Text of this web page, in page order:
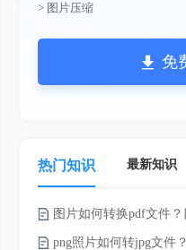
> 图片压缩
免
热门知识 最新知识